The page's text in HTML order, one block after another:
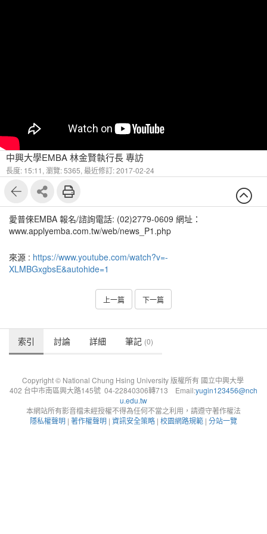
中興大學EMBA 林金賢執行長 專訪
長度: 15:11, 瀏覽: 5365, 最近修訂: 2017-02-24
愛普倈EMBA 報名/諮詢電話: (02)2779-0609 網址：
www.applyemba.com.tw/web/news_P1.php
來源 : https://www.youtube.com/watch?v=-
XLMBGxgbsE&autohide=1
上一篇 下一篇
索引 討論 詳細 筆記 (0)
Copyright © National Chung Hsing University 版權所有 國立中興大學
402 台中市南區興大路145號 04-22840306轉713 Email:yugin123456@nch
u.edu.tw
本網站所有影音檔未經授權不得為任何不當之利用，請遵守著作權法
隱私權聲明 | 著作權聲明 | 資訊安全策略 | 校園網路規範 | 分站一覽